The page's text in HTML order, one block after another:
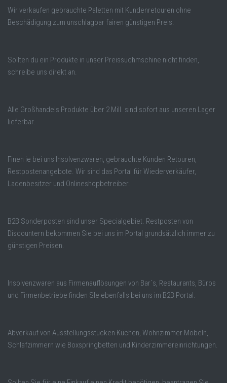
Wir verkaufen gebrauchte Paletten mit Kundenretouren ohne
Beschädigung zum unschlagbar fairen günstigen Preis.
Sollten du ein Produkte in unser Preissuchmschine nicht finden,
schreibe uns direkt an.
Alle Großhandels Produkte über 2 Mill. sind sofort aus unseren Lager
lieferbar.
Finen ie bei uns Insolvenzwaren, gebrauchte Kunden Retouren,
Restpostenangebote. Wir sind das Portal für Wiederverkäufer,
Ladenbesitzer und Onlineshopbetreiber.
B2B Sonderposten sind unser Specialgebiet. Restposten von
Discountern bekommen Sie bei uns im Portal grundsätzlich immer zu
günstigen Preisen.
Insolvenzwaren aus Firmenauflösungen von Bar´s, Restaurants, Büros
und Firmenbetriebe finden SIe ebenfalls bei uns im B2B Portal.
Abverkauf von Ausstellungsstücken Küchen, Wohnzimmer Möbeln,
Schlafzimmern wie Boxspringbetten und Kinderzimmereinrichtungen.